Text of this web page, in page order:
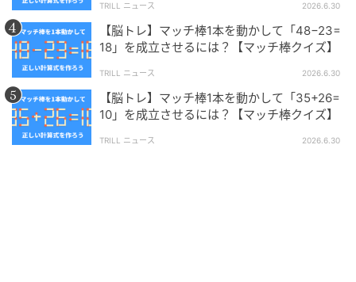
スピード勝負！他の問題にも挑戦しよう！
【脳トレ】初級編『マッチ棒クイズ』問題まとめ→あ
なたはすぐにひらめけるかな？
【脳トレ】初級編『マッチ棒クイズ』問題まとめ
→あなたはすぐにひらめけるかな？
次の記事
TRILL ニュース 2026.6.30
【脳トレ】マッチ棒1本を動かして「48−23=
18」を成立させるには？【マッチ棒クイズ】
TRILL ニュース 2026.6.30
【脳トレ】マッチ棒1本を動かして「35+26=
10」を成立させるには？【マッチ棒クイズ】
TRILL ニュース 2026.6.30